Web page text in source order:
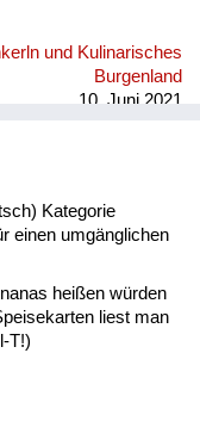
und Kulinarisches
Burgenland
10. Juni 2021
Kategorie
einen umgänglichen
heißen würden
liest man
T!)